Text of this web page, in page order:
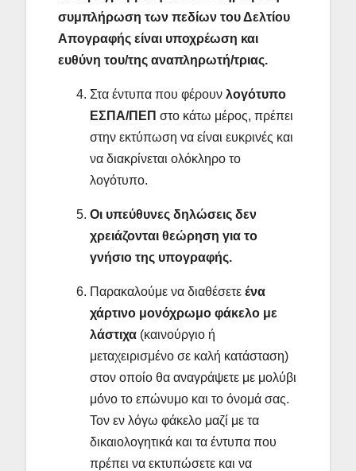
συμπλήρωση των πεδίων του Δελτίου
Απογραφής είναι υποχρέωση και
ευθύνη του/της αναπληρωτή/τριας.
Στα έντυπα που φέρουν λογότυπο
ΕΣΠΑ/ΠΕΠ στο κάτω μέρος, πρέπει
στην εκτύπωση να είναι ευκρινές και
να διακρίνεται ολόκληρο το
λογότυπο.
Οι υπεύθυνες δηλώσεις δεν
χρειάζονται θεώρηση για το
γνήσιο της υπογραφής.
Παρακαλούμε να διαθέσετε ένα
χάρτινο μονόχρωμο φάκελο με
λάστιχα (καινούργιο ή
μεταχειρισμένο σε καλή κατάσταση)
στον οποίο θα αναγράψετε με μολύβι
μόνο το επώνυμο και το όνομά σας.
Τον εν λόγω φάκελο μαζί με τα
δικαιολογητικά και τα έντυπα που
πρέπει να εκτυπώσετε και να